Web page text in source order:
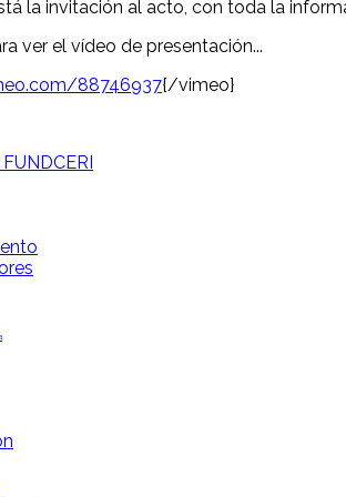
la invitación al acto, con toda la
ver el vídeo de presentación...
88746937{/vimeo}